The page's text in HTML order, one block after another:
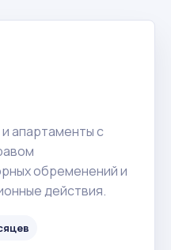
апартаменты с
обременений и
действия.